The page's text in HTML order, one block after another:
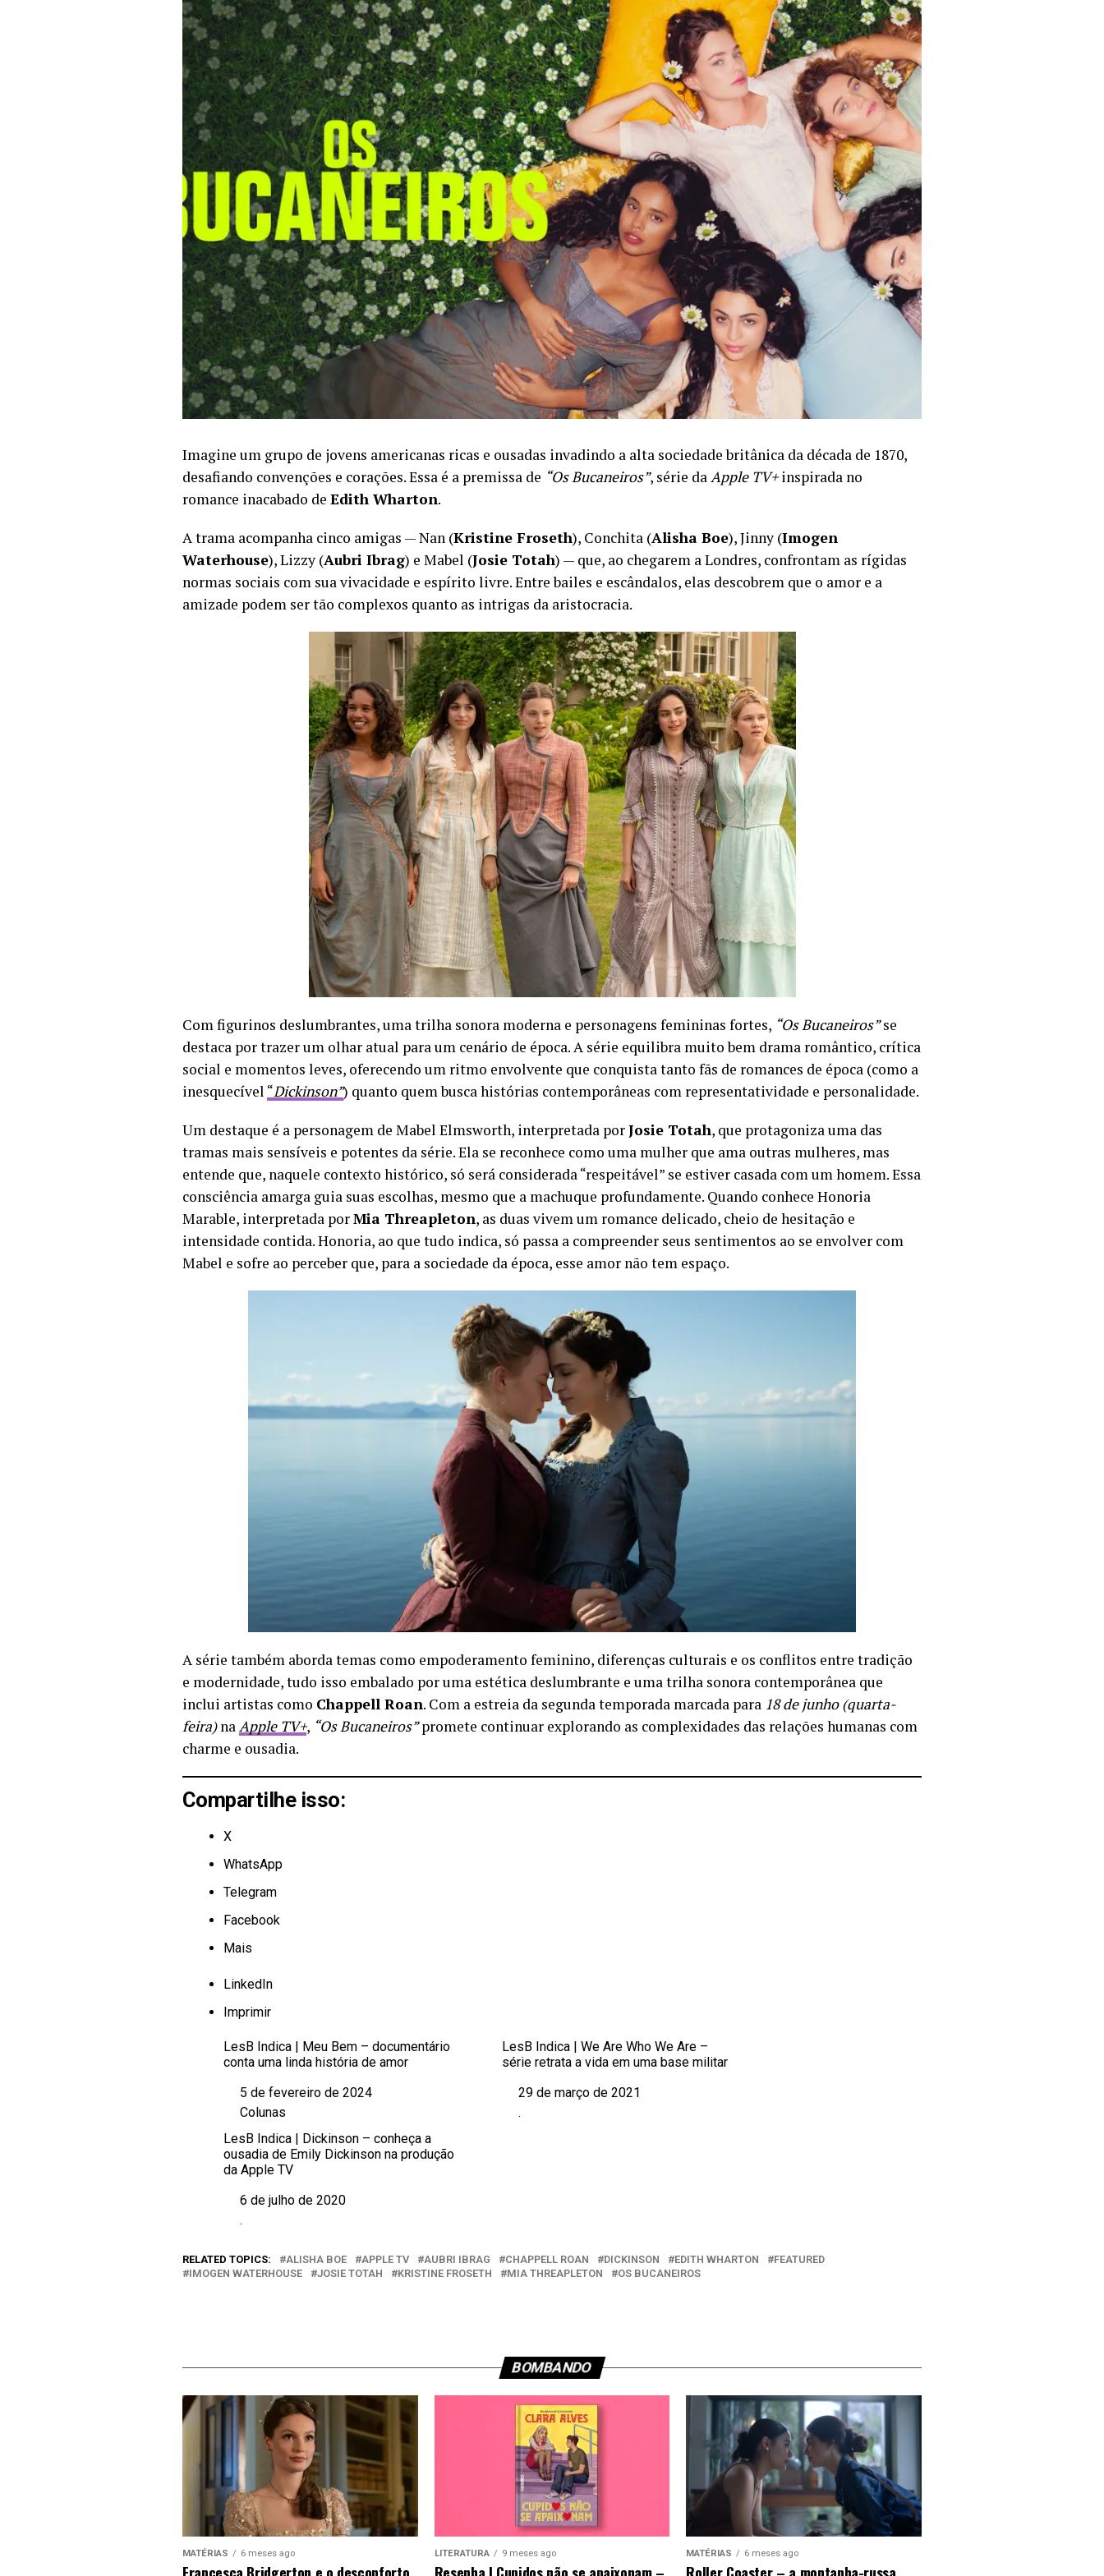
Imagine um grupo de jovens americanas ricas e ousadas invadindo a alta sociedade britânica da década de 1870,
desafiando convenções e corações. Essa é a premissa de “Os Bucaneiros”, série daApple TV+inspirada no
romance inacabado de Edith Wharton.
A trama acompanha cinco amigas — Nan (Kristine Froseth), Conchita (Alisha Boe), Jinny (Imogen
Waterhouse), Lizzy (Aubri Ibrag) e Mabel (Josie Totah) — que, ao chegarem a Londres, confrontam as rígidas
normas sociais com sua vivacidade e espírito livre. Entre bailes e escândalos, elas descobrem que o amor e a
amizade podem ser tão complexos quanto as intrigas da aristocracia.
Com figurinos deslumbrantes, uma trilha sonora moderna e personagens femininas fortes, “Os Bucaneiros”se
destaca por trazer um olhar atual para um cenário de época. A série equilibra muito bem drama romântico, crítica
social e momentos leves, oferecendo um ritmo envolvente que conquista tanto fãs de romances de época (como a
inesquecível “Dickinson”) quanto quem busca histórias contemporâneas com representatividade e personalidade.
Um destaque é a personagem de Mabel Elmsworth, interpretada porJosie Totah, que protagoniza uma das
tramas mais sensíveis e potentes da série. Ela se reconhece como uma mulher que ama outras mulheres, mas
entende que, naquele contexto histórico, só será considerada “respeitável” se estiver casada com um homem. Essa
consciência amarga guia suas escolhas, mesmo que a machuque profundamente. Quando conhece Honoria
Marable, interpretada porMia Threapleton, as duas vivem um romance delicado, cheio de hesitação e
intensidade contida. Honoria, ao que tudo indica, só passa a compreender seus sentimentos ao se envolver com
Mabel e sofre ao perceber que, para a sociedade da época, esse amor não tem espaço.
A série também aborda temas como empoderamento feminino, diferenças culturais e os conflitos entre tradição
e modernidade, tudo isso embalado por uma estética deslumbrante e uma trilha sonora contemporânea que
inclui artistas como Chappell Roan. Com a estreia da segunda temporada marcada para 18 de junho (quarta-
feira)naApple TV+, “Os Bucaneiros”promete continuar explorando as complexidades das relações humanas com
charme e ousadia.
Compartilhe isso:
X
WhatsApp
Telegram
Facebook
Mais
LinkedIn
Imprimir
LesB Indica | Meu Bem – documentário
conta uma linda história de amor
Data5 de fevereiro de 2024
Em relação a
Colunas
LesB Indica | We Are Who We Are –
série retrata a vida em uma base militar
Data
29 de março de 2021
Em relação a
.
LesB Indica | Dickinson – conheça a
ousadia de Emily Dickinson na produção
da Apple TV
Data
6 de julho de 2020
Em relação a
.
RELATED TOPICS: ALISHA BOE APPLE TV AUBRI IBRAG CHAPPELL ROAN DICKINSON EDITH WHARTON
FEATURED
IMOGEN WATERHOUSE
JOSIE TOTAH KRISTINE FROSETH MIA THREAPLETON OS BUCANEIROS
BOMBANDO
MATÉRIAS 6 meses ago LITERATURA 9 meses ago MATÉRIAS 6 meses ago